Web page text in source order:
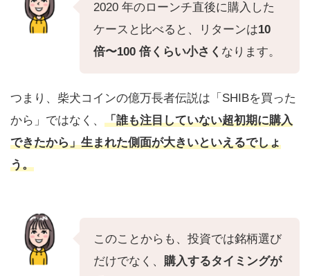
2020 年のローンチ直後に購入した
ケースと比べると、リターンは10
倍〜100 倍くらい小さく なります。
つまり、柴犬コインの億万長者伝説は「SHIBを買った
から」ではなく、 「誰も注目していない超初期に購入
できたから」生まれた側面が大きいといえるでしょ
う。
このことからも、投資では銘柄選び
だけでなく、 購入するタイミングが